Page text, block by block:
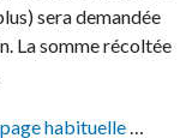
sera demandée
La somme récoltée
page habituelle